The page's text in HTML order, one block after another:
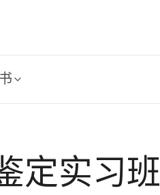
定实习班